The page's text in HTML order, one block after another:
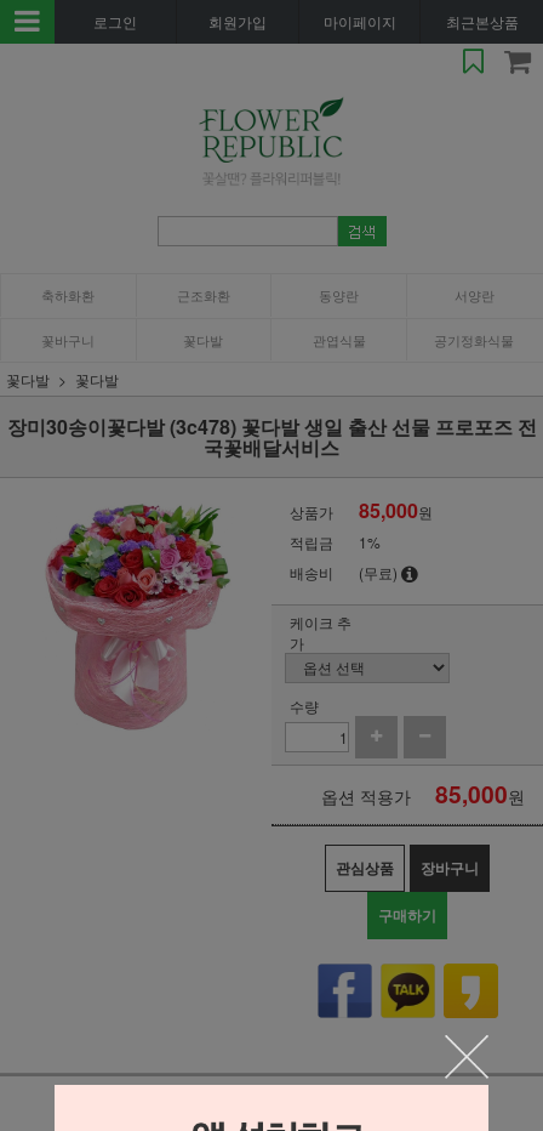
로그인 회원가입 마이페이지 최근본상품
축하화환 근조화환 동양란 서양란
꽃바구니 꽃다발 관엽식물 공기정화식물
꽃다발 꽃다발
장미30송이꽃다발 (3c478) 꽃다발 생일 출산 선물 프로포즈 전
국꽃배달서비스
상품가 85,000원
적립금
1%
배송비
(무료)
케이크 추
가
수량
옵션 적용가 85,000원
관심상품 장바구니
구매하기